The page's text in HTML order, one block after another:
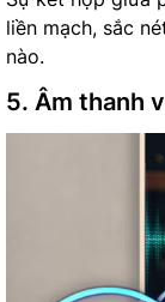
liền mạch, sắc
nào.
5. Âm thanh